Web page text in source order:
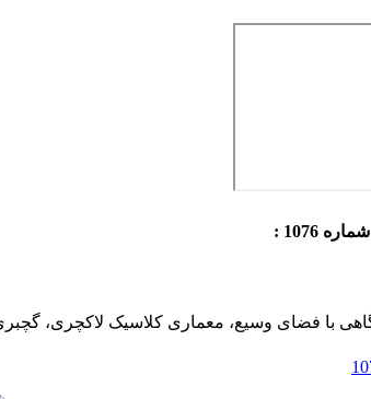
1076 :
با فضای وسیع، معماری کلاسیک لاکچری،